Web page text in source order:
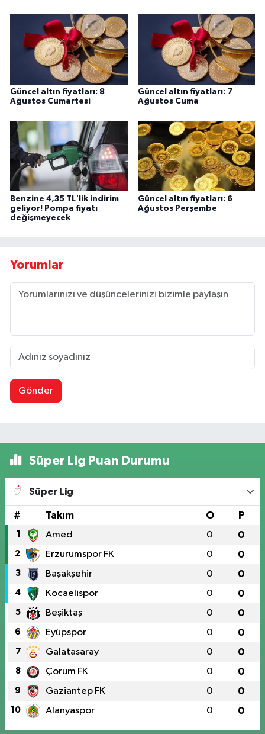
Güncel altın fiyatları: 8
Ağustos Cumartesi
Güncel altın fiyatları: 7
Ağustos Cuma
Benzine 4,35 TL'lik indirim
geliyor! Pompa fiyatı
değişmeyecek
Güncel altın fiyatları: 6
Ağustos Perşembe
Yorumlar
Gönder
Süper Lig Puan Durumu
Süper Lig
# Takım O P
1 Amed 0 0
2 Erzurumspor FK 0 0
3 Başakşehir 0 0
4 Kocaelispor 0 0
5 Beşiktaş 0 0
6 Eyüpspor 0 0
7 Galatasaray 0 0
8 Çorum FK 0 0
9 Gaziantep FK 0 0
10 Alanyaspor 0 0